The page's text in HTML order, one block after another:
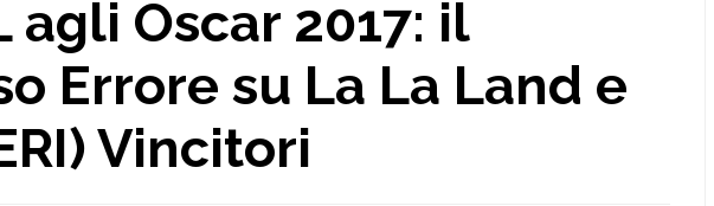
agli Oscar 2017: il
Errore su La La Land e
Vincitori